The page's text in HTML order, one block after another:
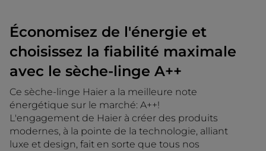
Économisez de l'énergie et
choisissez la fiabilité maximale
avec le sèche-linge A++
Ce sèche-linge Haier a la meilleure note
énergétique sur le marché: A++!
L'engagement de Haier à créer des produits
modernes, à la pointe de la technologie, alliant
luxe et design, fait en sorte que tous nos